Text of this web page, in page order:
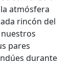
atmósfera
rincón del
pares
durante